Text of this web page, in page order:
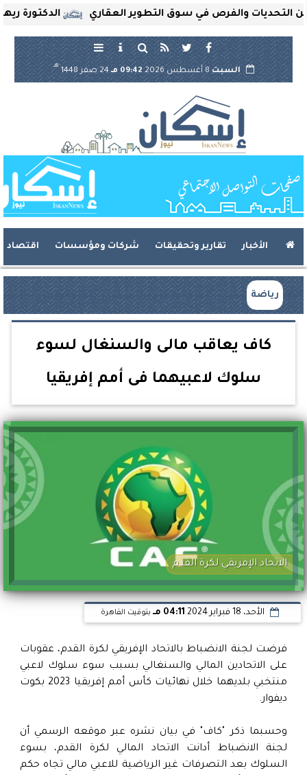
الدكتورة ريهام والفرص في سوق التطوير العقاري
السبت8 أغسطس 2026 09:42 مـ 24 صفر 1448
هـ
الأخبار تقارير وتحقيقات شركات ومؤسسات اقتصاد
رياضة
كاف يعاقب مالى والسنغال لسوء
سلوك لاعبيهما فى أمم إفريقيا
الاتحاد الإفريقي لكرة القدم
الأحد، 18 فبراير 2024 04:11 مـ بتوقيت القاهرة
فرضت لجنة الانضباط بالاتحاد الإفريقي لكرة القدم، عقوبات
على الاتحادين المالي والسنغالي بسبب سوء سلوك لاعبي
منتخبي بلديهما خلال نهائيات كأس أمم إفريقيا 2023 بكوت
ديفوار.
وحسبما ذكر "كاف" في بيان نشره عبر موقعه الرسمي أن
لجنة الانضباط أدانت الاتحاد المالي لكرة القدم، بسوء
السلوك بعد التصرفات غير الرياضية للاعبي مالي تجاه حكم